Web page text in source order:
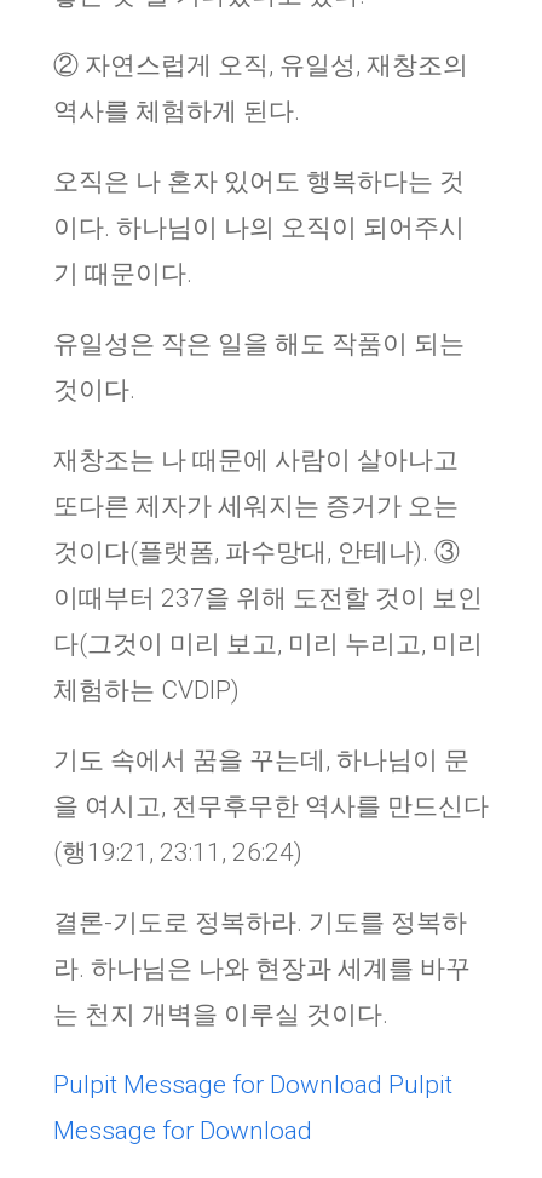
② 자연스럽게 오직, 유일성, 재창조의
역사를 체험하게 된다.
오직은 나 혼자 있어도 행복하다는 것
이다. 하나님이 나의 오직이 되어주시
기 때문이다.
유일성은 작은 일을 해도 작품이 되는
것이다.
재창조는 나 때문에 사람이 살아나고
또다른 제자가 세워지는 증거가 오는
것이다(플랫폼, 파수망대, 안테나). ③
이때부터 237을 위해 도전할 것이 보인
다(그것이 미리 보고, 미리 누리고, 미리
체험하는 CVDIP)
기도 속에서 꿈을 꾸는데, 하나님이 문
을 여시고, 전무후무한 역사를 만드신다
(행19:21, 23:11, 26:24)
결론-기도로 정복하라. 기도를 정복하
라. 하나님은 나와 현장과 세계를 바꾸
는 천지 개벽을 이루실 것이다.
Pulpit Message for Download Pulpit
Message for Download